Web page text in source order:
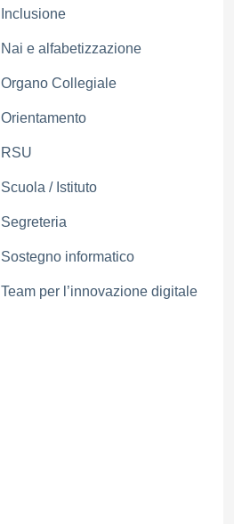
Inclusione
Nai e alfabetizzazione
Organo Collegiale
Orientamento
RSU
Scuola / Istituto
Segreteria
Sostegno informatico
Team per l’innovazione digitale